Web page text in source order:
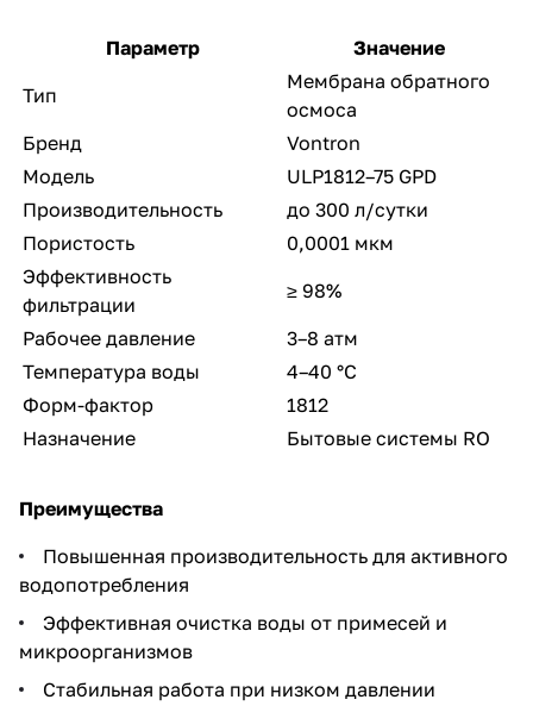
Параметр
Значение
Тип
Мембрана обратного
осмоса
Бренд
Vontron
Модель
ULP1812–75 GPD
Производительность
до 300 л/сутки
Пористость
0,0001 мкм
Эффективность
фильтрации
≥ 98%
Рабочее давление
3–8 атм
Температура воды
4–40 °C
Форм-фактор
1812
Назначение
Бытовые системы RO
Преимущества
Повышенная производительность для активного
водопотребления
Эффективная очистка воды от примесей и
микроорганизмов
Стабильная работа при низком давлении